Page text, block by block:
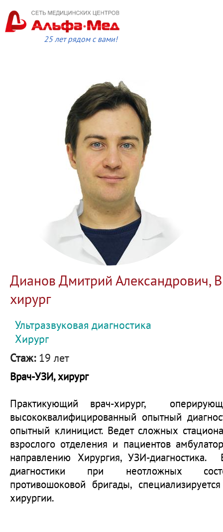
25 лет рядом с вами!
Дианов Дмитрий Александрович,
хирург
Ультразвуковая диагностика
Хирург
Стаж: 19 лет
Врач-УЗИ, хирург
Практикующий врач-хирург,
высококвалифицированный опытный
опытный клиницист. Ведет сложных
взрослого отделения и пациентов
направлению Хирургия, УЗИ-
диагностики при неотложных
противошоковой бригады,
хирургии.